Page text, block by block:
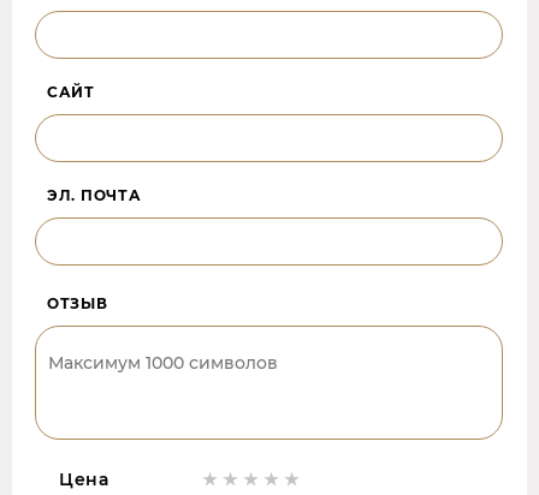
САЙТ
ЭЛ. ПОЧТА
ОТЗЫВ
Цена